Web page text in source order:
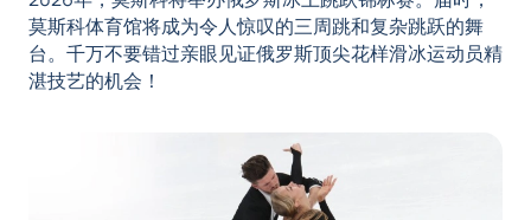
莫斯科体育馆将成为令人惊叹的三周跳和复杂跳跃的舞
台。千万不要错过亲眼见证俄罗斯顶尖花样滑冰运动员精
湛技艺的机会！